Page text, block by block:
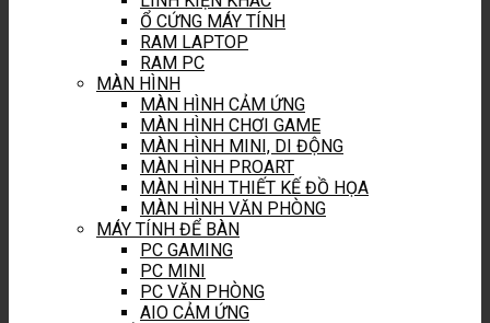
Ổ CỨNG MÁY TÍNH
RAM LAPTOP
RAM PC
MÀN HÌNH
MÀN HÌNH CẢM ỨNG
MÀN HÌNH CHƠI GAME
MÀN HÌNH MINI, DI ĐỘNG
MÀN HÌNH PROART
MÀN HÌNH THIẾT KẾ ĐỒ HỌA
MÀN HÌNH VĂN PHÒNG
MÁY TÍNH ĐỂ BÀN
PC GAMING
PC MINI
PC VĂN PHÒNG
AIO CẢM ỨNG